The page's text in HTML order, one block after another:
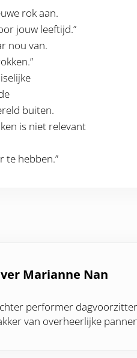
rok aan.
jouw leeftijd.”
nou van.
buiten.
is niet relevant
te hebben.”
Marianne Nan
performer
van overheerlijke